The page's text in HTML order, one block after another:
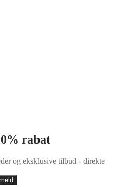
rabat
og eksklusive tilbud - direkte